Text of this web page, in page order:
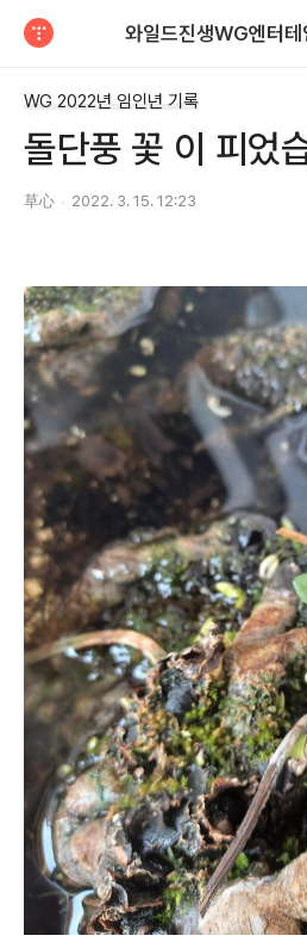
WG 2022년 임인년 기록
돌단풍 꽃 이 피었
草心 2022. 3. 15. 12:23